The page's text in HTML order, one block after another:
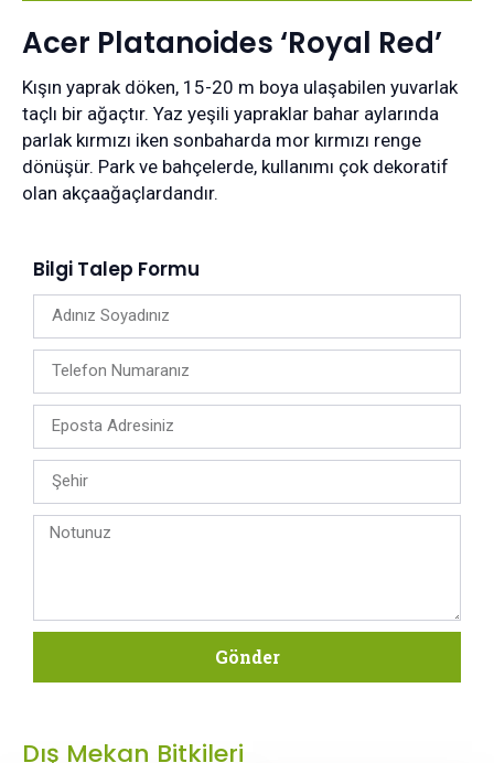
Acer Platanoides ‘Royal Red’
Kışın yaprak döken, 15-20 m boya ulaşabilen yuvarlak
taçlı bir ağaçtır. Yaz yeşili yapraklar bahar aylarında
parlak kırmızı iken sonbaharda mor kırmızı renge
dönüşür. Park ve bahçelerde, kullanımı çok dekoratif
olan akçaağaçlardandır.
Bilgi Talep Formu
Gönder
Dış Mekan Bitkileri